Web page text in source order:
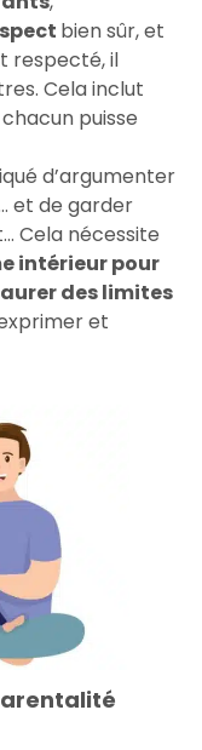
bien sûr, et
respecté, il
Cela inclut
puisse
d’argumenter
et de garder
Cela nécessite
intérieur pour
des limites
et